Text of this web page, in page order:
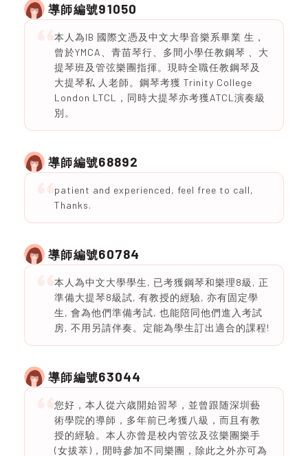
導師編號91050
本人為IB 國際文憑及中文大學音樂系畢業 生，
曾於YMCA、青苗琴行、多間小學任教鋼琴 、大
提琴班及管弦樂團指揮。現時全職任教鋼琴及
大提琴私 人老師。鋼琴考獲 Trinity College
London LTCL，同時大提琴亦考獲ATCL演奏級
別。
導師編號68892
patient and experienced, feel free to call,
Thanks.
導師編號60784
本人為中文大學學生, 已考獲鋼琴和樂理8級, 正
準備大提琴8級試, 有教授的經驗, 亦有固定學
生, 會為他們準備考試, 也能陪同他們進入考試
房, 不用另請伴奏。定能為學生訂出適合的課程!
導師編號63044
您好，本人從六歳開始習琴，並曾跟随深圳藝
術學院的導師，多年前已考獲八級，而且有教
授的經驗。本人亦曾是校内管弦及弦樂團樂手
(女拔萃)，閒時參加不同樂團，除此之外亦可為